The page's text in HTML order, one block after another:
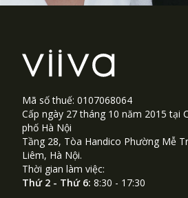
Mã số thuế: 0107068064
Cấp ngày 27 tháng 10 năm 2015 tại
phố Hà Nội
Tầng 28, Tòa Handico Phường Mễ
Liêm, Hà Nội.
Thời gian làm việc:
Thứ 2 - Thứ 6: 8:30 - 17:30